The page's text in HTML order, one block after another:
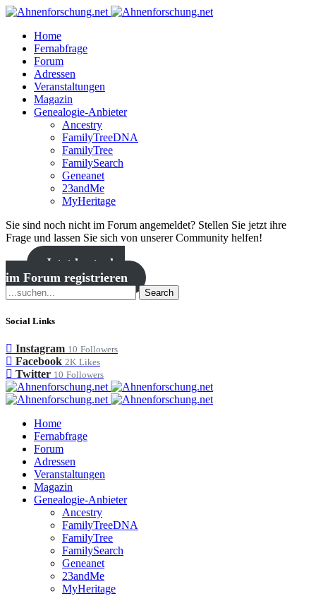
Home
Fernabfrage
Forum
Adressen
Veranstaltungen
Magazin
Genealogie-Anbieter
Ancestry
FamilyTreeDNA
FamilyTree
FamilySearch
Geneanet
23andMe
MyHeritage
Sie sind noch nicht im Forum angemeldet? Stellen Sie jetzt ihre
Frage und lassen Sie sich von unserer Community helfen!
Jetzt kostenlos
im Forum registrieren
Search
Social Links
Instagram 10 Followers
Facebook 2K Likes
Twitter 10 Followers
Home
Fernabfrage
Forum
Adressen
Veranstaltungen
Magazin
Genealogie-Anbieter
Ancestry
FamilyTreeDNA
FamilyTree
FamilySearch
Geneanet
23andMe
MyHeritage